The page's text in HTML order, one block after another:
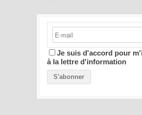
Je suis d'accord pour
à la lettre d'information